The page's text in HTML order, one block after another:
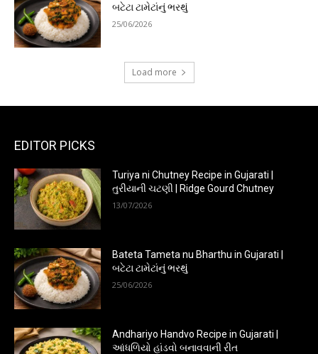
બટેટા ટામેટાંનું ભરથું
25/06/2026
Load more
EDITOR PICKS
Turiya ni Chutney Recipe in Gujarati |
તુરીયાની ચટણી | Ridge Gourd Chutney
13/07/2026
Bateta Tameta nu Bharthu in Gujarati |
બટેટા ટામેટાંનું ભરથું
25/06/2026
Andhariyo Handvo Recipe in Gujarati |
આંધળિયો હાંડવો બનાવવાની રીત